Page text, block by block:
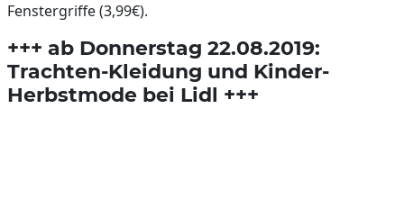
Fenstergriffe (3,99€).
+++ ab Donnerstag 22.08.2019:
Trachten-Kleidung und Kinder-
Herbstmode bei Lidl +++